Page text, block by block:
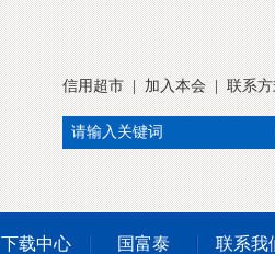
信用超市|加入本会|联系
下载中心 国富泰 联系我